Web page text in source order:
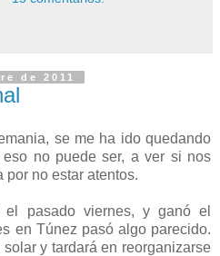
de 2011
se me ha ido quedando
no puede ser, a ver si nos
por no estar atentos.
el pasado viernes, y ganó el
en Túnez pasó algo parecido.
y tardará en reorganizarse